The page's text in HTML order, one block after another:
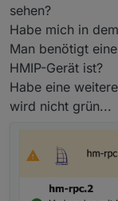
sehen?
Habe mich in
Man benötigt
HMIP-Gerät ist?
Habe eine
wird nicht grün...